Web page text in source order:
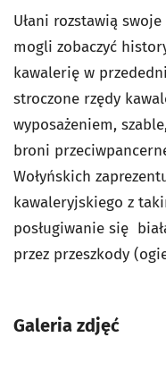
Ułani rozstawią
mogli zobaczyć
kawalerię w
stroczone rzędy
wyposażeniem,
broni
Wołyńskich
kawaleryjskiego z
posługiwanie się
przez przeszkody
Galeria zdjęć